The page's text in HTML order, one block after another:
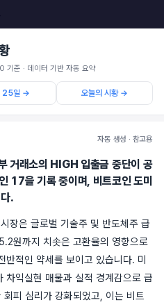
· 데이터 기반 자동 요약
25일 → 오늘의 시황 →
자동 생성 · 참고용
거래소의 HIGH 입출금 중단이 공
17을 기록 중이며, 비트코인 도미
.
장은 글로벌 기술주 및 반도체주 급
원까지 치솟은 고환율의 영향으로
적인 약세를 보이고 있습니다. 미
차익실현 매물과 실적 경계감으로 급
피 심리가 강화되었고, 이는 비트